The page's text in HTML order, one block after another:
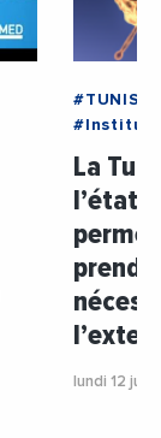
#TUNISIE
La
l’état
lundi 12